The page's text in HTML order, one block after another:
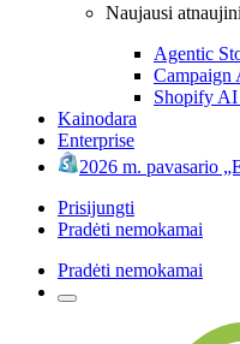
Naujausi
Agentic
Campaign
Shopify
Kainodara
Enterprise
2026 m. pavasario
Prisijungti
Pradėti nemokamai
Pradėti nemokamai